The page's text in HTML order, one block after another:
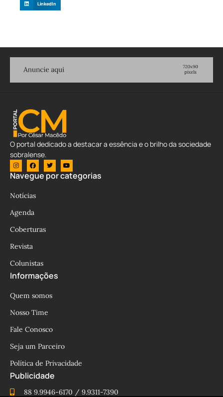
LinkedIn
O portal dedicado a destacar a essência e o brilho da sociedade
sobralense.
Navegue por categorias
Notícias
Agenda
Coberturas
Revista
Colunistas
Informações
Quem somos
Nosso Time
Fale Conosco
Seja um Parceiro
Política de Privacidade
Publicidade
88 9.9946-6170 / 9.9311-7390